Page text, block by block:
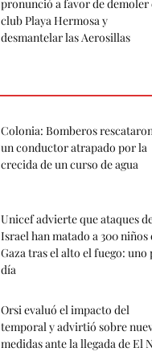
pronunció a favor de demoler
club Playa Hermosa y
desmantelar las Aerosillas
Colonia: Bomberos
un conductor atrapado por la
crecida de un curso de agua
Unicef advierte que ataques
Israel han matado a 300 niños
Gaza tras el alto el fuego: uno
día
Orsi evaluó el impacto del
temporal y advirtió sobre
medidas ante la llegada de El